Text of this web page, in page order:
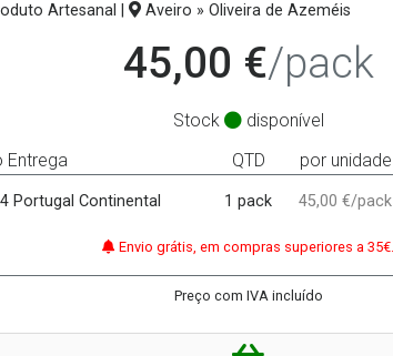
Artesanal | Aveiro » Oliveira de Azeméis
45,00 €/pack
Stock
disponível
Entrega
QTD por unidade
Portugal Continental 1 pack 45,00 €/pack
Envio grátis, em compras superiores a 35€.
Preço com IVA incluído